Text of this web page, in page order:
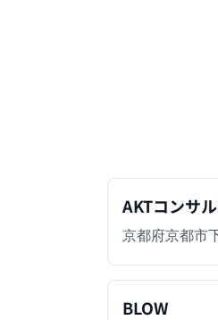
AKTコンサ
京都府京都市
BLOW